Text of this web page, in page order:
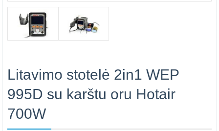
Litavimo stotelė 2in1 WEP
995D su karštu oru Hotair
700W